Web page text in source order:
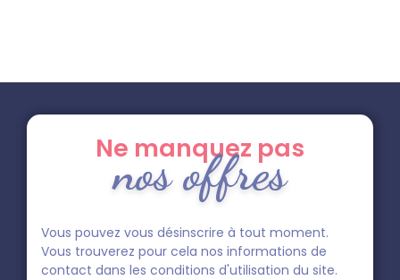
Ne manquez pas
nos offres
Vous pouvez vous désinscrire à tout moment.
Vous trouverez pour cela nos informations de
contact dans les conditions d'utilisation du site.